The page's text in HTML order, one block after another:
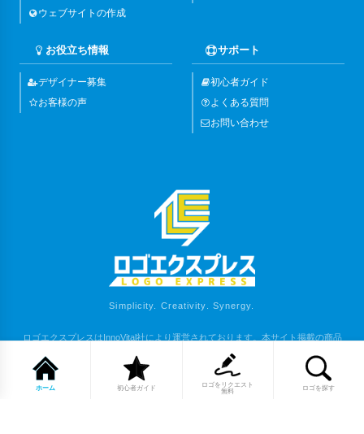
ホーム 初心者ガイド
ロゴをリクエスト
無料
ロゴを探す
ウェブサイトの作成
お役立ち情報
デザイナー募集
お客様の声
サポート
初心者ガイド
よくある質問
お問い合わせ
Simplicity. Creativity. Synergy.
ロゴエクスプレスはInnoVital社により運営されております。本サイト掲載の商品
Copyright (C) 2023 LOGO EXPRESS. All Rights Reserved.